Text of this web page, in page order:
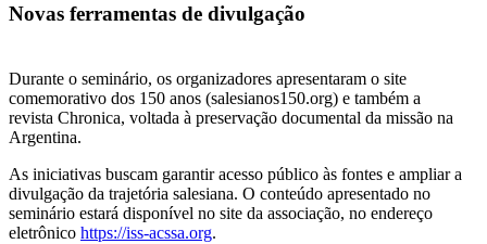
Novas ferramentas de divulgação
Durante o seminário, os organizadores apresentaram o site
comemorativo dos 150 anos (salesianos150.org) e também a
revista Chronica, voltada à preservação documental da missão na
Argentina.
As iniciativas buscam garantir acesso público às fontes e ampliar a
divulgação da trajetória salesiana. O conteúdo apresentado no
seminário estará disponível no site da associação, no endereço
eletrônico https://iss-acssa.org.